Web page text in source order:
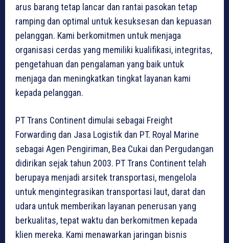
arus barang tetap lancar dan rantai pasokan tetap
ramping dan optimal untuk kesuksesan dan kepuasan
pelanggan. Kami berkomitmen untuk menjaga
organisasi cerdas yang memiliki kualifikasi, integritas,
pengetahuan dan pengalaman yang baik untuk
menjaga dan meningkatkan tingkat layanan kami
kepada pelanggan.
PT Trans Continent dimulai sebagai Freight
Forwarding dan Jasa Logistik dan PT. Royal Marine
sebagai Agen Pengiriman, Bea Cukai dan Pergudangan
didirikan sejak tahun 2003. PT Trans Continent telah
berupaya menjadi arsitek transportasi, mengelola
untuk mengintegrasikan transportasi laut, darat dan
udara untuk memberikan layanan penerusan yang
berkualitas, tepat waktu dan berkomitmen kepada
klien mereka. Kami menawarkan jaringan bisnis